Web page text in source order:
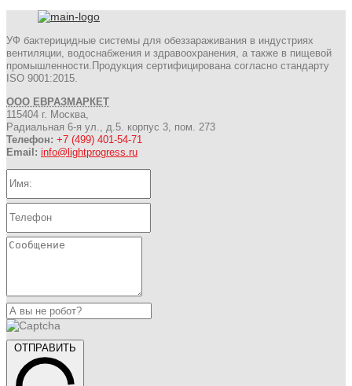
УФ бактерицидные системы для обеззараживания в индустриях
вентиляции, водоснабжения и здравоохранения, а также в пищевой
промышленности.Продукция сертифицирована согласно стандарту
ISO 9001:2015.
ООО ЕВРАЗМАРКЕТ
115404 г. Москва,
Радиальная 6-я ул., д.5. корпус 3, пом. 273
Телефон: +7 (499) 401-54-71
Email: info@lightprogress.ru
ОТПРАВИТЬ